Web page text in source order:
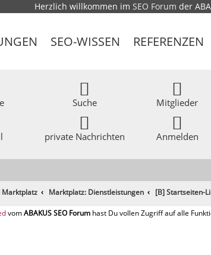
Herzlich willkommen im SEO Forum der
SEO-WISSEN REFERENZEN
Suche
private Nachrichten
Mitglieder
Anmelden
Marktplatz Marktplatz: Dienstleistungen [B] Startseiten-